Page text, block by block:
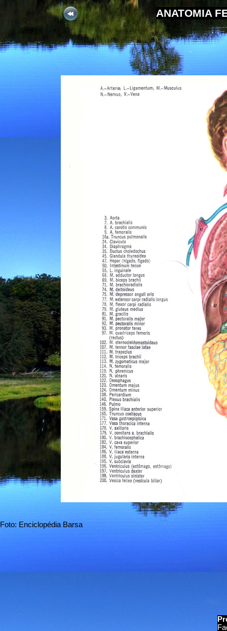
ANATOMIA
Foto: Enciclopédia Barsa